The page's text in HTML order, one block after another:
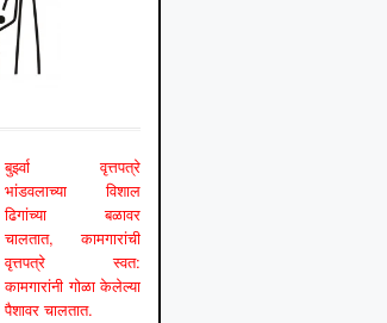
बुर्झ्वा वृत्तपत्रे
भांडवलाच्या विशाल
ढिगांच्या बळावर
चालतात, कामगारांची
वृत्तपत्रे स्वत:
कामगारांनी गोळा केलेल्या
पैशावर चालतात.